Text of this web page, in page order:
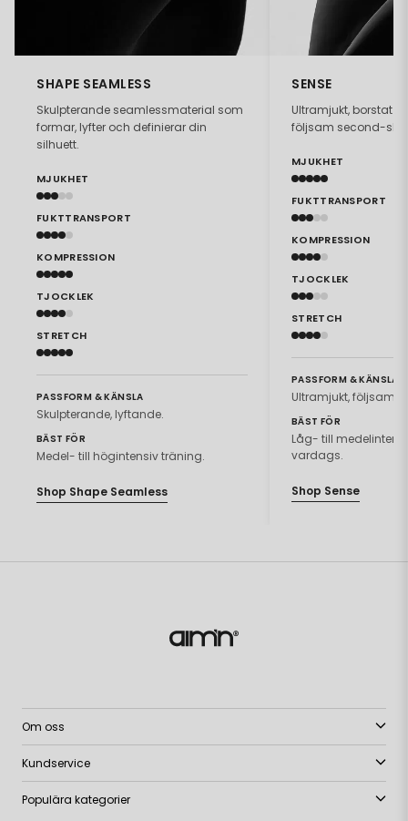
SHAPE SEAMLESS
Skulpterande seamlessmaterial som
formar, lyfter och definierar din
silhuett.
MJUKHET
FUKTTRANSPORT
KOMPRESSION
TJOCKLEK
STRETCH
PASSFORM & KÄNSLA
Skulpterande, lyftande.
BÄST FÖR
Medel- till högintensiv träning.
Shop Shape Seamless
SENSE
Ultramjukt, borstat
följsam second-
MJUKHET
FUKTTRANSPORT
KOMPRESSION
TJOCKLEK
STRETCH
PASSFORM & KÄNSLA
Ultramjukt, följsamt.
BÄST FÖR
Låg- till
vardags.
Shop Sense
Om oss
Kundservice
Populära kategorier